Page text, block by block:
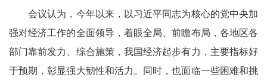
会议认为，今年以来，以习近平同志为核心的党中央加
强对经济工作的全面领导，着眼全局、前瞻布局，各地区各
部门靠前发力、综合施策，我国经济起步有力，主要指标好
于预期，彰显强大韧性和活力。同时，也面临一些困难和挑